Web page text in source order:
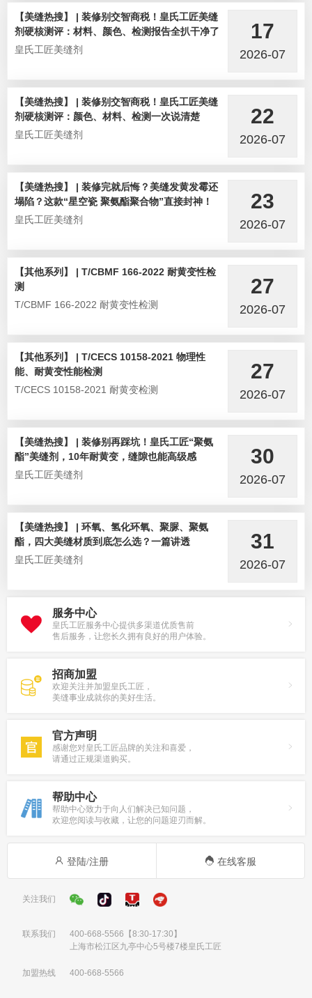
【美缝热搜】 | 装修别交智商税！皇氏工匠美缝
剂硬核测评：材料、颜色、检测报告全扒干净了
皇氏工匠美缝剂
17
2026-07
【美缝热搜】 | 装修别交智商税！皇氏工匠美缝
剂硬核测评：颜色、材料、检测一次说清楚
皇氏工匠美缝剂
22
2026-07
【美缝热搜】 | 装修完就后悔？美缝发黄发霉还
塌陷？这款“星空瓷 聚氨酯聚合物”直接封神！
皇氏工匠美缝剂
23
2026-07
【其他系列】 | T/CBMF 166-2022 耐黄变性检
测
T/CBMF 166-2022 耐黄变性检测
27
2026-07
【其他系列】 | T/CECS 10158-2021 物理性
能、耐黄变性能检测
T/CECS 10158-2021 耐黄变检测
27
2026-07
【美缝热搜】 | 装修别再踩坑！皇氏工匠“聚氨
酯”美缝剂，10年耐黄变，缝隙也能高级感
皇氏工匠美缝剂
30
2026-07
【美缝热搜】 | 环氧、氢化环氧、聚脲、聚氨
酯，四大美缝材质到底怎么选？一篇讲透
皇氏工匠美缝剂
31
2026-07
服务中心
皇氏工匠服务中心提供多渠道优质售前
售后服务，让您长久拥有良好的用户体验。
招商加盟
欢迎关注并加盟皇氏工匠，
美缝事业成就你的美好生活。
官方声明
感谢您对皇氏工匠品牌的关注和喜爱，
请通过正规渠道购买。
帮助中心
帮助中心致力于向人们解决已知问题，
欢迎您阅读与收藏，让您的问题迎刃而解。
登陆/注册 在线客服
关注我们
联系我们 400-668-5566 【8:30-17:30】
上海市松江区九亭中心5号楼7楼皇氏工匠
加盟热线 400-668-5566